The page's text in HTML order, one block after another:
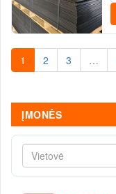
1 2 3 …
ĮMONĖS
Vietovė